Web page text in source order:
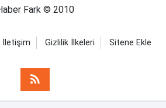
Fark © 2010
İletişim Gizlilik İlkeleri Sitene Ekle